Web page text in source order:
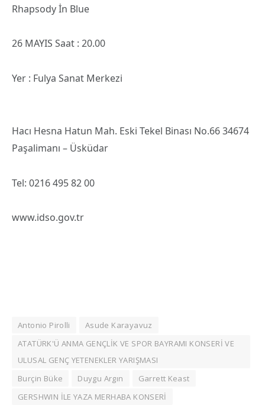
Rhapsody İn Blue
26 MAYIS Saat : 20.00
Yer : Fulya Sanat Merkezi
Hacı Hesna Hatun Mah. Eski Tekel Binası No.66 34674
Paşalimanı – Üsküdar
Tel: 0216 495 82 00
www.idso.gov.tr
Antonio Pirolli
Asude Karayavuz
ATATÜRK'Ü ANMA GENÇLİK VE SPOR BAYRAMI KONSERİ VE
ULUSAL GENÇ YETENEKLER YARIŞMASI
Burçin Büke
Duygu Argın
Garrett Keast
GERSHWIN İLE YAZA MERHABA KONSERİ